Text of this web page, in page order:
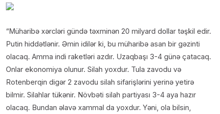
“Müharibə xərcləri gündə təxminən 20 milyard dollar təşkil edir.
Putin hiddətlənir. Əmin idilər ki, bu müharibə asan bir gəzinti
olacaq. Amma indi raketləri azdır. Uzaqbaşı 3-4 günə çatacaq.
Onlar ekonomiya olunur. Silah yoxdur. Tula zavodu və
Rotenberqin digər 2 zavodu silah sifarişlərini yerinə yetirə
bilmir. Silahlar tükənir. Növbəti silah partiyası 3-4 aya hazır
olacaq. Bundan əlavə xammal da yoxdur. Yəni, ola bilsin,